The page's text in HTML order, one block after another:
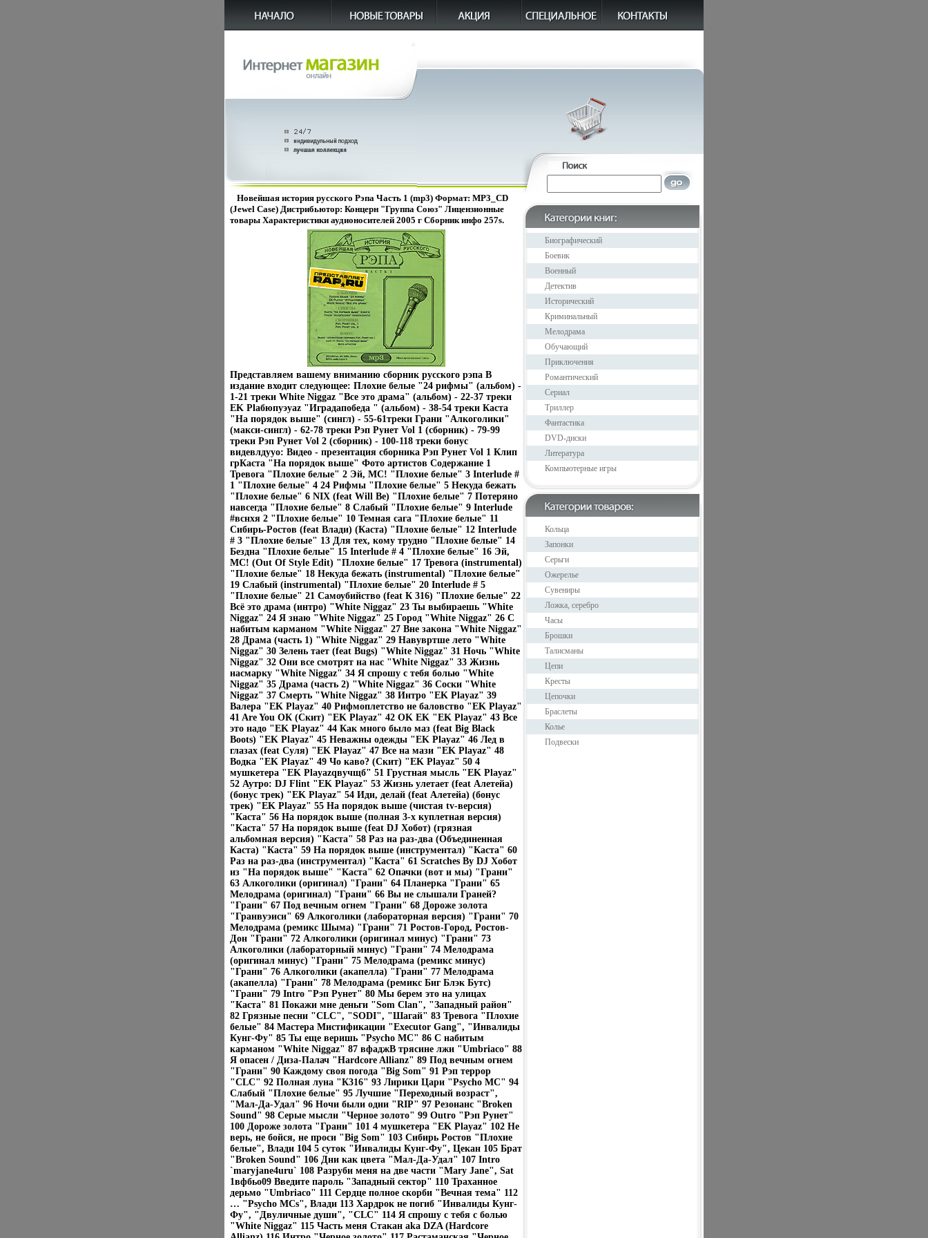
Новейшая история русского Рэпа Часть 1 (mp3) Формат: MP3_CD
(Jewel Case) Дистрибьютор: Концерн "Группа Союз" Лицензионные
товары Характеристики аудионосителей 2005 г Сборник инфо 257s.
Представляем вашему вниманию сборник русского рэпа В
издание входит следующее: Плохие белые "24 рифмы" (альбом) -
1-21 треки White Niggaz "Все это драма" (альбом) - 22-37 треки
EK Plaбюпуэyaz "Иградапобеда " (альбом) - 38-54 треки Каста
"На порядок выше" (сингл) - 55-61треки Грани "Алкоголики"
(макси-сингл) - 62-78 треки Рэп Рунет Vol 1 (сборник) - 79-99
треки Рэп Рунет Vol 2 (сборник) - 100-118 треки бонус
видевлдууо: Видео - презентация сборника Рэп Рунет Vol 1 Клип
грКаста "На порядок выше" Фото артистов Содержание 1
Тревога "Плохие белые" 2 Эй, МС! "Плохие белые" 3 Interlude #
1 "Плохие белые" 4 24 Рифмы "Плохие белые" 5 Некуда бежать
"Плохие белые" 6 NIX (feat Will Be) "Плохие белые" 7 Потеряно
навсегда "Плохие белые" 8 Слабый "Плохие белые" 9 Interlude
#вснхя 2 "Плохие белые" 10 Темная сага "Плохие белые" 11
Сибирь-Ростов (feat Влади) (Каста) "Плохие белые" 12 Interlude
# 3 "Плохие белые" 13 Для тех, кому трудно "Плохие белые" 14
Бездна "Плохие белые" 15 Interlude # 4 "Плохие белые" 16 Эй,
МС! (Out Of Style Edit) "Плохие белые" 17 Тревога (instrumental)
"Плохие белые" 18 Некуда бежать (instrumental) "Плохие белые"
19 Слабый (instrumental) "Плохие белые" 20 Interlude # 5
"Плохие белые" 21 Самоубийство (feat К 316) "Плохие белые" 22
Всё это драма (интро) "White Niggaz" 23 Ты выбираешь "White
Niggaz" 24 Я знаю "White Niggaz" 25 Город "White Niggaz" 26 С
набитым карманом "White Niggaz" 27 Вне закона "White Niggaz"
28 Драма (часть 1) "White Niggaz" 29 Навувртше лето "White
Niggaz" 30 Зелень тает (feat Bugs) "White Niggaz" 31 Ночь "White
Niggaz" 32 Они все смотрят на нас "White Niggaz" 33 Жизнь
насмарку "White Niggaz" 34 Я спрошу с тебя болью "White
Niggaz" 35 Драма (часть 2) "White Niggaz" 36 Соски "White
Niggaz" 37 Смерть "White Niggaz" 38 Интро "EK Playaz" 39
Валера "EK Playaz" 40 Рифмоплетство не баловство "EK Playaz"
41 Are You ОК (Скит) "EK Playaz" 42 OK EK "EK Playaz" 43 Все
это надо "EK Playaz" 44 Как много было маз (feat Big Black
Boots) "EK Playaz" 45 Неважны одежды "EK Playaz" 46 Лед в
глазах (feat Суля) "EK Playaz" 47 Все на мази "EK Playaz" 48
Водка "EK Playaz" 49 Чо каво? (Скит) "EK Playaz" 50 4
мушкетера "EK Playazqвучщб" 51 Грустная мысль "EK Playaz"
52 Аутро: DJ Flint "EK Playaz" 53 Жизнь улетает (feat Алетейа)
(бонус трек) "EK Playaz" 54 Иди, делай (feat Алетейа) (бонус
трек) "EK Playaz" 55 На порядок выше (чистая tv-версия)
"Каста" 56 На порядок выше (полная 3-х куплетная версия)
"Каста" 57 На порядок выше (feat DJ Хобот) (грязная
альбомная версия) "Каста" 58 Раз на раз-два (Объединенная
Каста) "Каста" 59 На порядок выше (инструментал) "Каста" 60
Раз на раз-два (инструментал) "Каста" 61 Scratches By DJ Хобот
из "На порядок выше" "Каста" 62 Опачки (вот и мы) "Грани"
63 Алкоголики (оригинал) "Грани" 64 Планерка "Грани" 65
Мелодрама (оригинал) "Грани" 66 Вы не слышали Граней?
"Грани" 67 Под вечным огнем "Грани" 68 Дороже золота
"Гранвуэиси" 69 Алкоголики (лабораторная версия) "Грани" 70
Мелодрама (ремикс Шыма) "Грани" 71 Ростов-Город, Ростов-
Дон "Грани" 72 Алкоголики (оригинал минус) "Грани" 73
Алкоголики (лабораторный минус) "Грани" 74 Мелодрама
(оригинал минус) "Грани" 75 Мелодрама (ремикс минус)
"Грани" 76 Алкоголики (акапелла) "Грани" 77 Мелодрама
(акапелла) "Грани" 78 Мелодрама (ремикс Биг Блэк Бутс)
"Грани" 79 Intro "Рэп Рунет" 80 Мы берем это на улицах
"Каста" 81 Покажи мне деньги "Som Clan", "Западный район"
82 Грязные песни "CLC", "SODI", "Шагай" 83 Тревога "Плохие
белые" 84 Мастера Мистификации "Executor Gang", "Инвалиды
Кунг-Фу" 85 Ты еще веришь "Psycho MC" 86 С набитым
карманом "White Niggaz" 87 вфаджВ трясине лжи "Umbriaco" 88
Я опасен / Диза-Палач "Hardcore Allianz" 89 Под вечным огнем
"Грани" 90 Каждому своя погода "Big Som" 91 Рэп террор
"CLC" 92 Полная луна "К316" 93 Лирики Цари "Psycho MC" 94
Слабый "Плохие белые" 95 Лучшие "Переходный возраст",
"Мал-Да-Удал" 96 Ночи были одни "RIP" 97 Резонанс "Broken
Sound" 98 Серые мысли "Черное золото" 99 Outro "Рэп Рунет"
100 Дороже золота "Грани" 101 4 мушкетера "EK Playaz" 102 Не
верь, не бойся, не проси "Big Som" 103 Сибирь Ростов "Плохие
белые", Влади 104 5 суток "Инвалиды Кунг-Фу", Цекан 105 Брат
"Broken Sound" 106 Дни как цвета "Мал-Да-Удал" 107 Intro
`maryjane4uru` 108 Разруби меня на две части "Mary Jane", Sat
1вфбьо09 Введите пароль "Западный сектор" 110 Траханное
дерьмо "Umbriaco" 111 Сердце полное скорби "Вечная тема" 112
… "Psycho MCs", Влади 113 Хардрок не погиб "Инвалиды Кунг-
Фу", "Двуличные души", "CLC" 114 Я спрошу с тебя с болью
"White Niggaz" 115 Часть меня Стакан aka DZA (Hardcore
Биографический
Боевик
Военный
Детектив
Исторический
Криминальный
Мелодрама
Обучающий
Приключения
Романтический
Сериал
Триллер
Фантастика
DVD-диски
Литература
Компьютерные игры
Кольца
Запонки
Серьги
Ожерелье
Сувениры
Ложка, серебро
Часы
Брошки
Талисманы
Цепи
Кресты
Цепочки
Браслеты
Колье
Подвески